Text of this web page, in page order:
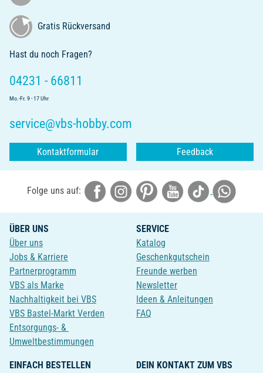
Gratis Rückversand
Hast du noch Fragen?
04231 - 66811
Mo.-Fr. 9 - 17 Uhr
service@vbs-hobby.com
Kontaktformular Feedback
Folge uns auf:
ÜBER UNS
Über uns
Jobs & Karriere
Partnerprogramm
VBS als Marke
Nachhaltigkeit bei VBS
VBS Bastel-Markt Verden
Entsorgungs- &
Umweltbestimmungen
SERVICE
Katalog
Geschenkgutschein
Freunde werben
Newsletter
Ideen & Anleitungen
FAQ
EINFACH BESTELLEN
DEIN KONTAKT ZUM VBS